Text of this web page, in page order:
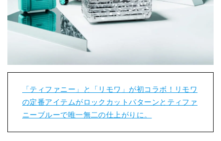
「ティファニー」と「リモワ」が初コラボ！リモワ
の定番アイテムがロックカットパターンとティファ
ニーブルーで唯一無二の仕上がりに。